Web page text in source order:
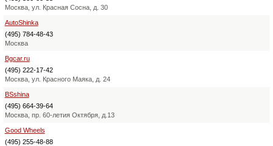
Москва, ул. Красная Сосна, д. 30
AutoShinka
(495) 784-48-43
Москва
Bgcar.ru
(495) 222-17-42
Москва, ул. Красного Маяка, д. 24
BSshina
(495) 664-39-64
Москва, пр. 60-летия Октября, д.13
Good Wheels
(495) 255-48-88